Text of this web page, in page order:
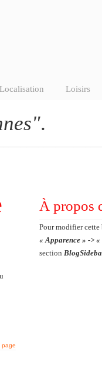
Localisation Loisirs
.
page
À propos
Pour modifier cette
« Apparence » ->
section